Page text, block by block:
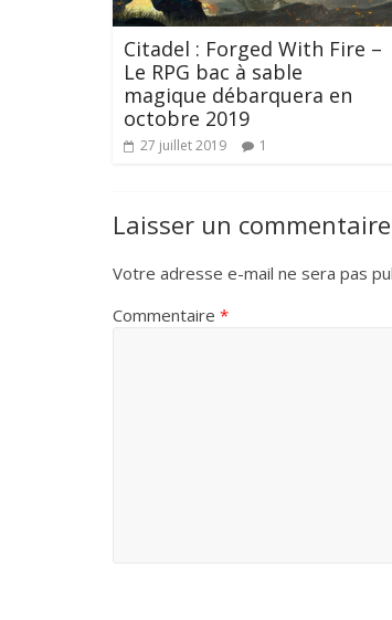
Citadel : Forged With Fire –
Le RPG bac à sable
magique débarquera en
octobre 2019
27 juillet 2019 1
Laisser un commentaire
Votre adresse e-mail ne sera pas
Commentaire *